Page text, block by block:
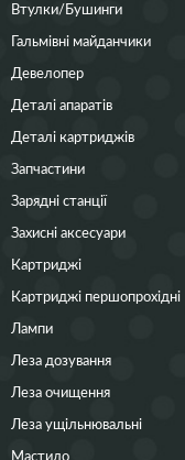
Втулки/Бушинги
Гальмівні майданчики
Девелопер
Деталі апаратів
Деталі картриджів
Запчастини
Зарядні станції
Захисні аксесуари
Картриджі
Картриджі першопрохідні
Лампи
Леза дозування
Леза очищення
Леза ущільнювальні
Мастило